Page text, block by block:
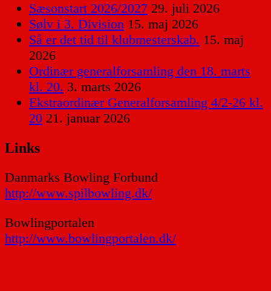
Sæsonstart 2026/2027 29. juli 2026
Sølv i 3. Division 15. maj 2026
Så er det tid til klubmesterskab. 15. maj
2026
Ordinær generalforsamling den 18. marts
kl. 20. 3. marts 2026
Ekstraordinær Generalforsamling 4/2-26 kl.
20 21. januar 2026
Links
Danmarks Bowling Forbund
http://www.spilbowling.dk/
Bowlingportalen
http://www.bowlingportalen.dk/